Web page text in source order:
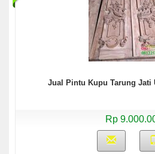
Jual Pintu Kupu Tarung Jati
Rp